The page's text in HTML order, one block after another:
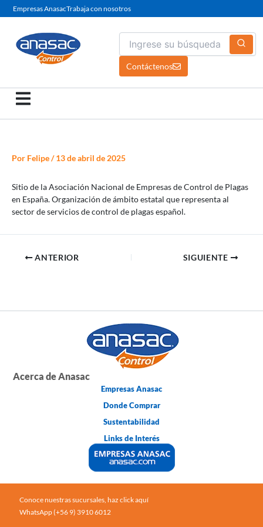
al
Empresas AnasacTrabaja con nosotros
Contáctenos
Por Felipe/13 de abril de 2025
Sitio de la Asociación Nacional de Empresas de Control de Plagas
en España. Organización de ámbito estatal que representa al
sector de servicios de control de plagas español.
ANTERIOR SIGUIENTE
Acerca de Anasac
Empresas Anasac
Donde Comprar
Sustentabilidad
Links de Interés
Conoce nuestras sucursales, haz click aquí
WhatsApp (+56 9) 3910 6012